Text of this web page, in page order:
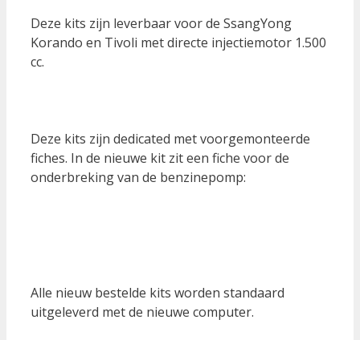
Deze kits zijn leverbaar voor de SsangYong
Korando en Tivoli met directe injectiemotor 1.500
cc.
Deze kits zijn dedicated met voorgemonteerde
fiches. In de nieuwe kit zit een fiche voor de
onderbreking van de benzinepomp:
Alle nieuw bestelde kits worden standaard
uitgeleverd met de nieuwe computer.